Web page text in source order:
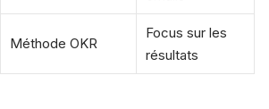
Méthode OKR
Focus sur les
résultats